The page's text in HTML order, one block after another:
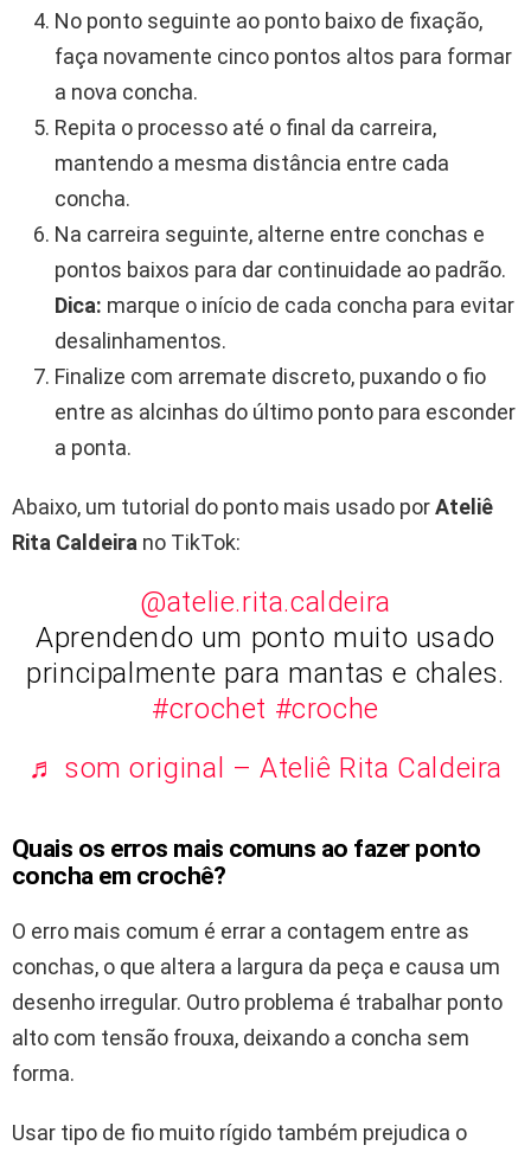
No ponto seguinte ao ponto baixo de fixação,
faça novamente cinco pontos altos para formar
a nova concha.
Repita o processo até o final da carreira,
mantendo a mesma distância entre cada
concha.
Na carreira seguinte, alterne entre conchas e
pontos baixos para dar continuidade ao padrão.
Dica: marque o início de cada concha para evitar
desalinhamentos.
Finalize com arremate discreto, puxando o fio
entre as alcinhas do último ponto para esconder
a ponta.
Abaixo, um tutorial do ponto mais usado porAteliê
Rita Caldeira no TikTok:
@atelie.rita.caldeira
Aprendendo um ponto muito usado
principalmente para mantas e chales.
#crochet #croche
♬ som original – Ateliê Rita Caldeira
Quais os erros mais comuns ao fazer ponto
concha em crochê?
O erro mais comum é errar a contagem entre as
conchas, o que altera a largura da peça e causa um
desenho irregular. Outro problema é trabalhar ponto
alto com tensão frouxa, deixando a concha sem
forma.
Usar tipo de fio muito rígido também prejudica o